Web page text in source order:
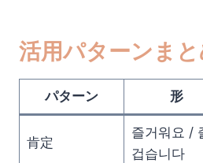
活用パターンま
パターン 形
肯定
즐거워요 /
겁습니다